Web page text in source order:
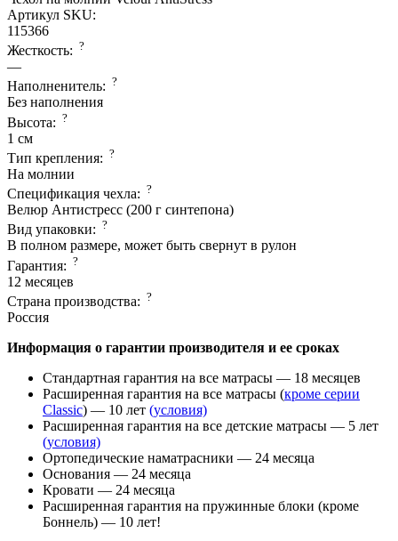
Артикул SKU:
115366
Жесткость: ?
—
Наполненитель: ?
Без наполнения
Высота: ?
1 см
Тип крепления: ?
На молнии
Спецификация чехла: ?
Велюр Антистресс (200 г синтепона)
Вид упаковки: ?
В полном размере, может быть свернут в рулон
Гарантия: ?
12 месяцев
Страна производcтва: ?
Россия
Информация о гарантии производителя и ее сроках
Стандартная гарантия на все матрасы — 18 месяцев
Расширенная гарантия на все матрасы (кроме серии
Classic) — 10 лет (условия)
Расширенная гарантия на все детские матрасы — 5 лет
(условия)
Ортопедические наматрасники — 24 месяца
Основания — 24 месяца
Кровати — 24 месяца
Расширенная гарантия на пружинные блоки (кроме
Боннель) — 10 лет!